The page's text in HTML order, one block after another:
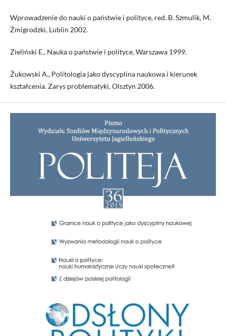
Wprowadzenie do nauki o państwie i polityce, red. B. Szmulik, M.
Żmigrodzki, Lublin 2002.
Zieliński E., Nauka o państwie i polityce, Warszawa 1999.
Żukowski A., Politologia jako dyscyplina naukowa i kierunek
kształcenia. Zarys problematyki, Olsztyn 2006.